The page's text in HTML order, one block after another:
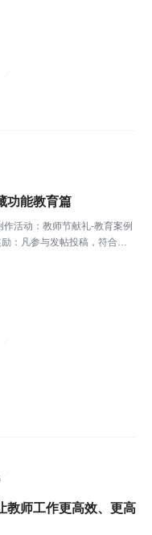
功能教育篇
活动：教师节献礼-教育案例
：凡参与发帖投稿，符合征
作品设一/二/三等奖各1名，
教师工作更高效、更高